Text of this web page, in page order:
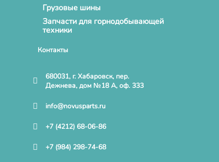
Грузовые шины
Запчасти для горнодобывающей
техники
Контакты
680031, г. Хабаровск, пер.
Дежнева, дом №18 А, оф. 333
info@novusparts.ru
+7 (4212) 68-06-86
+7 (984) 298-74-68